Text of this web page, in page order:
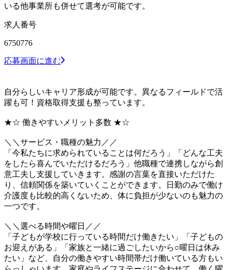
いる他事業所も併せて選考が可能です。
求人番号
6750776
応募画面に進む
自分らしいキャリア形成が可能です。異なるフィールドで活
躍も可！資格取得支援も整っています。
★☆ 働きやすいメリット多数 ★☆
＼＼サービス・職種の魅力／／
「今私たちに求められていることは何だろう」「どんな工夫
をしたら喜んでいただけるだろう」他職種で連携しながら創
意工夫し支援していきます。感謝の言葉を直接いただけた
り、信頼関係を築いていくことができます。日勤のみで働け
介護度も比較的高くないため、体に負担が少ないのも魅力の
一つです。
＼＼選べる時間や曜日／／
「子どもが学校に行っている時間だけ働きたい」「子どもの
お迎えがある」「家族と一緒に過ごしたいから○曜日は休み
たい」など、自分の働きやすい時間帯だけ働いている方もい